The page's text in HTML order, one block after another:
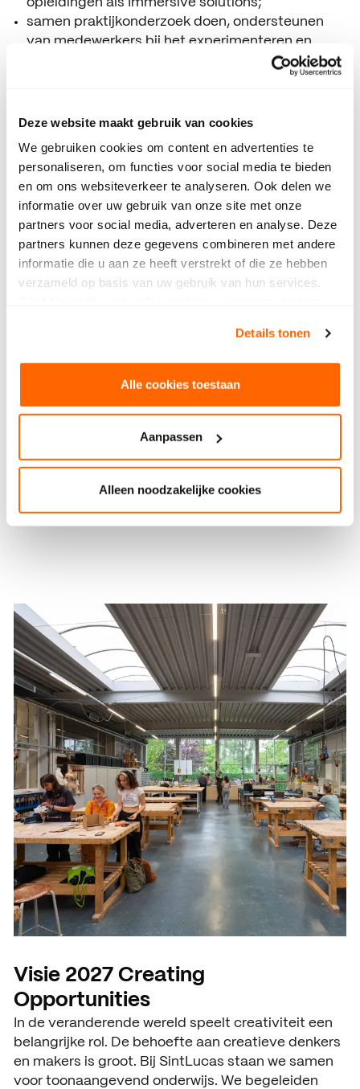
Deze website maakt gebruik van cookies
We gebruiken cookies om content en advertenties te
personaliseren, om functies voor social media te bieden
en om ons websiteverkeer te analyseren. Ook delen we
informatie over uw gebruik van onze site met onze
partners voor social media, adverteren en analyse. Deze
partners kunnen deze gegevens combineren met andere
informatie die u aan ze heeft verstrekt of die ze hebben
verzameld op basis van uw gebruik van hun services.
Details tonen
Alle cookies toestaan
Aanpassen
Alleen noodzakelijke cookies
samen praktijkonderzoek doen, ondersteunen
van medewerkers bij het experimenteren en
onderzoeken in hun onderwijs, bijvoorbeeld in de
docenten weten hoe ze optimaal samen kunnen
werken met en deel kunnen nemen in het
Expertisecentrum. Ook beoogt SintLucas dat er
duurzame en intensieve samenwerkingen zijn
gegroeid die ertoe bijdragen dat studenten
toonaangevend onderwijs krijgen. Hierdoor kunnen
we onze creatieve talenten begeleiden naar een
mooie toekomst in het werkveld.
mbo-niveau. De ‘Visie 2027’ van SintLucas omvat
toonaangevende organisatie en nauwe
maatschappij. Deze visie is onderlegger voor de
doorontwikkeling van het CTL.
Visie 2027 Creating
Opportunities
In de veranderende wereld speelt creativiteit een
belangrijke rol. De behoefte aan creatieve denkers
en makers is groot. Bij SintLucas staan we samen
voor toonaangevend onderwijs. We begeleiden